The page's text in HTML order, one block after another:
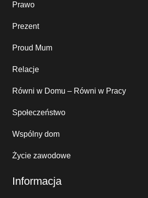
Prawo
Prezent
Proud Mum
Relacje
Równi w Domu – Równi w Pracy
Społeczeństwo
Wspólny dom
Życie zawodowe
Informacja